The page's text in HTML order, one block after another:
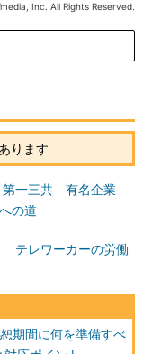
Inc. All Rights Reserved.
ります
第一三共 有名企業
の道
テレワーカーの労働
期間に何を準備すべ